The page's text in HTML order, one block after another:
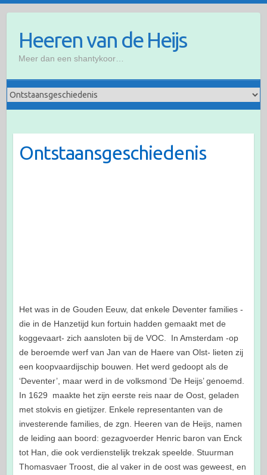
Heeren van de Heijs
Meer dan een shantykoor…
Ontstaansgeschiedenis
Het was in de Gouden Eeuw, dat enkele Deventer families -
die in de Hanzetijd kun fortuin hadden gemaakt met de
koggevaart- zich aansloten bij de VOC. In Amsterdam -op
de beroemde werf van Jan van de Haere van Olst- lieten zij
een koopvaardijschip bouwen. Het werd gedoopt als de
‘Deventer’, maar werd in de volksmond ‘De Heijs’ genoemd.
In 1629 maakte het zijn eerste reis naar de Oost, geladen
met stokvis en gietijzer. Enkele representanten van de
investerende families, de zgn. Heeren van de Heijs, namen
de leiding aan boord: gezagvoerder Henric baron van Enck
tot Han, die ook verdienstelijk trekzak speelde. Stuurman
Thomasvaer Troost, die al vaker in de oost was geweest, en